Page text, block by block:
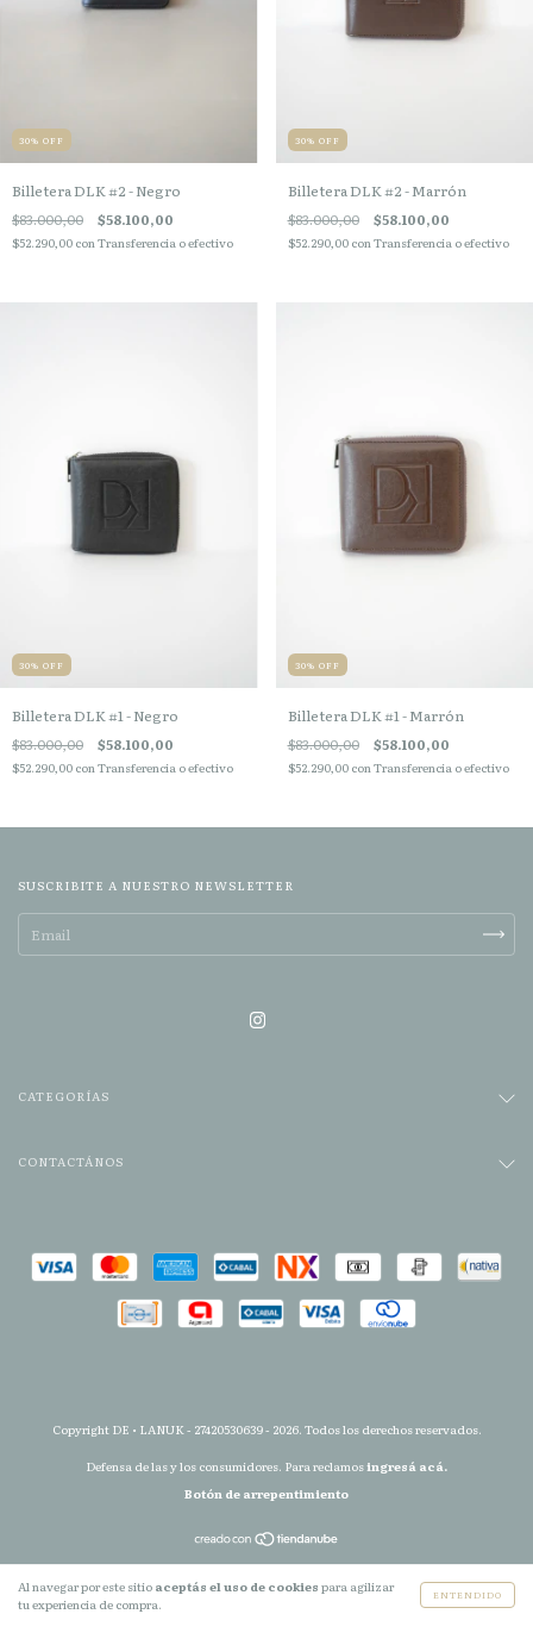
Al navegar por este sitio aceptás el uso de cookies para agilizar
tu experiencia de compra.
ENTENDIDO
30% OFF
Billetera DLK #2 - Negro
$83.000,00 $58.100,00
$52.290,00 conTransferencia o efectivo
30% OFF
Billetera DLK #2 - Marrón
$83.000,00 $58.100,00
$52.290,00 conTransferencia o efectivo
30% OFF
Billetera DLK #1 - Negro
$83.000,00 $58.100,00
$52.290,00 conTransferencia o efectivo
30% OFF
Billetera DLK #1 - Marrón
$83.000,00 $58.100,00
$52.290,00 conTransferencia o efectivo
SUSCRIBITE A NUESTRO NEWSLETTER
CATEGORÍAS
CONTACTÁNOS
Copyright DE • LANUK - 27420530639 - 2026. Todos los derechos reservados.
Defensa de las y los consumidores. Para reclamosingresá acá.
Botón de arrepentimiento